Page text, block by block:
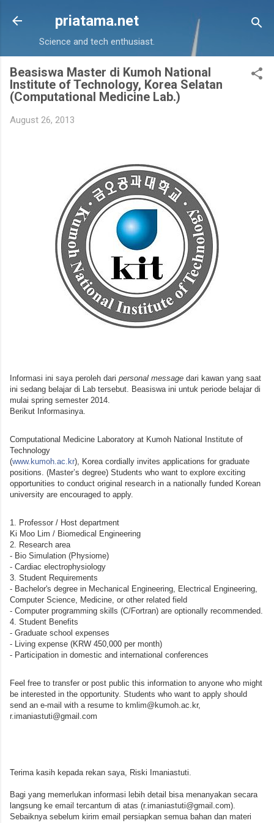
Skip to main content
priatama.net
Science and tech enthusiast.
Beasiswa Master di Kumoh National
Institute of Technology, Korea Selatan
(Computational Medicine Lab.)
August 26, 2013
Informasi ini saya peroleh dari personal message dari kawan yang saat
ini sedang belajar di Lab tersebut. Beasiswa ini untuk periode belajar di
mulai spring semester 2014.
Berikut Informasinya.
Computational Medicine Laboratory at Kumoh National Institute of
Technology
(www.kumoh.ac.kr), Korea cordially invites applications for graduate
positions. (Master’s degree) Students who want to explore exciting
opportunities to conduct original research in a nationally funded Korean
university are encouraged to apply.
1. Professor / Host department
Ki Moo Lim / Biomedical Engineering
2. Research area
- Bio Simulation (Physiome)
- Cardiac electrophysiology
3. Student Requirements
- Bachelor's degree in Mechanical Engineering, Electrical Engineering,
Computer Science, Medicine, or other related field
- Computer programming skills (C/Fortran) are optionally recommended.
4. Student Benefits
- Graduate school expenses
- Living expense (KRW 450,000 per month)
- Participation in domestic and international conferences
Feel free to transfer or post public this information to anyone who might
be interested in the opportunity. Students who want to apply should
send an e-mail with a resume to kmlim@kumoh.ac.kr,
r.imaniastuti@gmail.com
Terima kasih kepada rekan saya, Riski Imaniastuti.
Bagi yang memerlukan informasi lebih detail bisa menanyakan secara
langsung ke email tercantum di atas (r.imaniastuti@gmail.com)
Sebaiknya sebelum kirim email persiapkan semua bahan dan materi